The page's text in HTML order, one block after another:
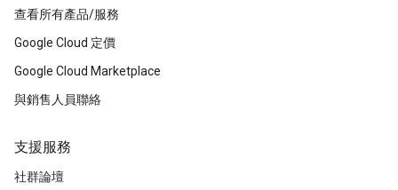
查看所有產品/服務
Google Cloud 定價
Google Cloud Marketplace
與銷售人員聯絡
支援服務
社群論壇